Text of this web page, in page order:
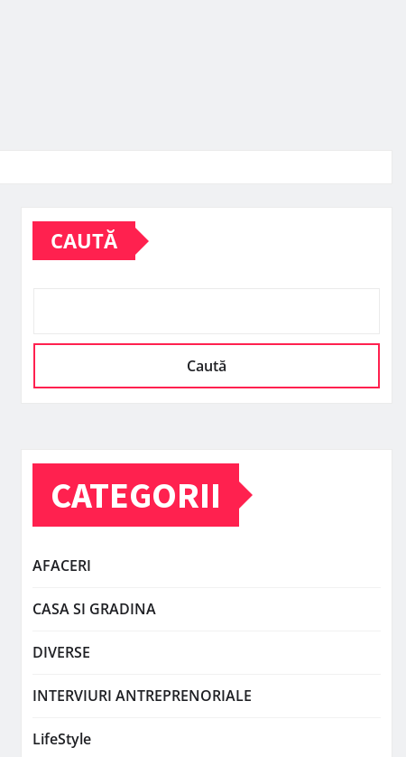
CAUTĂ
Caută
CATEGORII
AFACERI
CASA SI GRADINA
DIVERSE
INTERVIURI ANTREPRENORIALE
LifeStyle